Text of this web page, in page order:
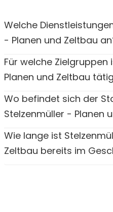
Welche
- Planen und Zeltbau
Für welche Zielgruppen
Planen und Zeltbau
Wo befindet sich der
Stelzenmüller - Planen
Wie lange ist
Zeltbau bereits im